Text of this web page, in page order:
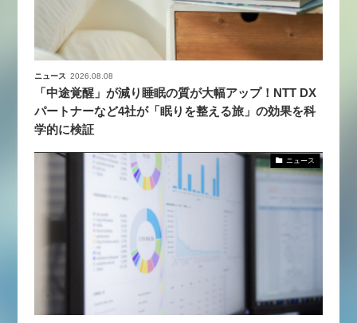
ニュース 2026.08.08
「中途覚醒」が減り睡眠の質が大幅アップ！NTT DX
パートナーなど4社が「眠りを整える旅」の効果を科
学的に検証
ニュース